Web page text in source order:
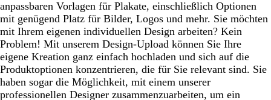
anpassbaren Vorlagen für Plakate, einschließlich Optionen
mit genügend Platz für Bilder, Logos und mehr. Sie möchten
mit Ihrem eigenen individuellen Design arbeiten? Kein
Problem! Mit unserem Design-Upload können Sie Ihre
eigene Kreation ganz einfach hochladen und sich auf die
Produktoptionen konzentrieren, die für Sie relevant sind. Sie
haben sogar die Möglichkeit, mit einem unserer
professionellen Designer zusammenzuarbeiten, um ein